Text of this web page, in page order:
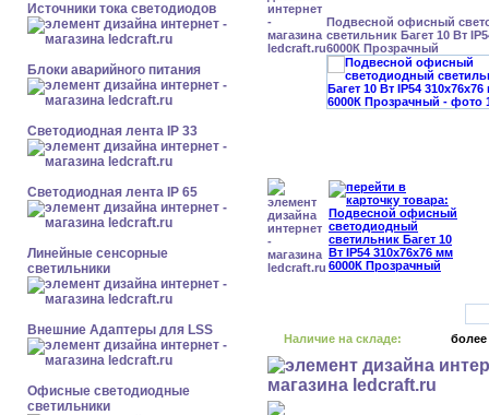
Источники тока светодиодов
Блоки аварийного питания
Светодиодная лента IP 33
Светодиодная лента IP 65
Линейные сенсорные
светильники
Внешние Адаптеры для LSS
Офисные светодиодные
светильники
Подвесной офисный
светильник Багет 10 Вт
6000К Прозрачный
Наличие на складе: более